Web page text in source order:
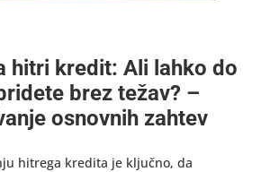
hitri kredit: Ali lahko do
brez težav? –
osnovnih zahtev
hitrega kredita je ključno, da